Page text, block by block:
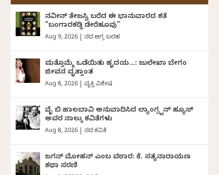
ನವೀನ್‌ ತೇಜಸ್ವಿ ಬರೆದ ಈ ಭಾನುವಾರದ ಕತೆ
“ಬಂಗಾರಕಡ್ಡಿ ಡೇರೆಹೂವು”
Aug 9, 2026 ದಿನದ ಅಗ್ರ ಬರಹ
ಮತ್ತೊಮ್ಮೆ ಒಡೆಯಿತು ಹೃದಯ…: ಜುಲೇಖಾ ಬೇಗಂ
ಜೀವನ ವೃತ್ತಾಂತ
Aug 8, 2026 ವ್ಯಕ್ತಿ ವಿಶೇಷ
ವೈ ಬಿ ಹಾಲಬಾವಿ ಅನುವಾದಿಸಿದ ಲ್ಯಾಂಗ್ಸ್ಟನ್ ಹ್ಯೂಸ್
ಅವರ ನಾಲ್ಕು ಕವಿತೆಗಳು
Aug 8, 2026 ದಿನದ ಕವಿತೆ
ಜಗನ್‌ ಮೋಹನ್‌ ಎಂಬ ವಠಾರ: ಕೆ. ಸತ್ಯನಾರಾಯಣ
ಕಥಾ ಸರಣಿ